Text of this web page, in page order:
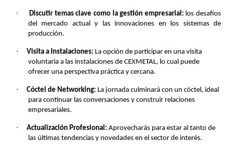
· Discutir temas clave como la gestión empresarial: los desafíos
del mercado actual y las innovaciones en los sistemas de
producción.
· Visita a Instalaciones: La opción de participar en una visita
voluntaria a las instalaciones de CEXMETAL, lo cual puede
ofrecer una perspectiva práctica y cercana.
· Cóctel de Networking: La jornada culminará con un cóctel, ideal
para continuar las conversaciones y construir relaciones
empresariales.
· Actualización Profesional: Aprovecharás para estar al tanto de
las últimas tendencias y novedades en el sector de interés.